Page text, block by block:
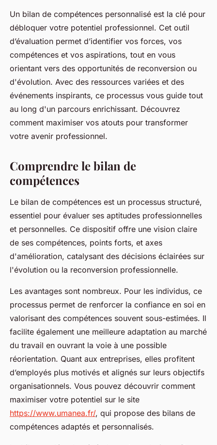
Un bilan de compétences personnalisé est la clé pour
débloquer votre potentiel professionnel. Cet outil
d’évaluation permet d’identifier vos forces, vos
compétences et vos aspirations, tout en vous
orientant vers des opportunités de reconversion ou
d'évolution. Avec des ressources variées et des
événements inspirants, ce processus vous guide tout
au long d'un parcours enrichissant. Découvrez
comment maximiser vos atouts pour transformer
votre avenir professionnel.
Comprendre le bilan de
compétences
Le bilan de compétences est un processus structuré,
essentiel pour évaluer ses aptitudes professionnelles
et personnelles. Ce dispositif offre une vision claire
de ses compétences, points forts, et axes
d'amélioration, catalysant des décisions éclairées sur
l'évolution ou la reconversion professionnelle.
Les avantages sont nombreux. Pour les individus, ce
processus permet de renforcer la confiance en soi en
valorisant des compétences souvent sous-estimées. Il
facilite également une meilleure adaptation au marché
du travail en ouvrant la voie à une possible
réorientation. Quant aux entreprises, elles profitent
d’employés plus motivés et alignés sur leurs objectifs
organisationnels. Vous pouvez découvrir comment
maximiser votre potentiel sur le site
https://www.umanea.fr/, qui propose des bilans de
compétences adaptés et personnalisés.